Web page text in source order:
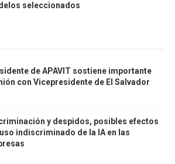
seleccionados
de APAVIT sostiene importante
con Vicepresidente de El Salvador
y despidos, posibles efectos
indiscriminado de la IA en las